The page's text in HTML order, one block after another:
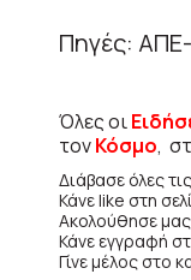
Πηγές:
Όλες οι
τονΚόσμο,
Διάβασε όλες
Κάνε like στη
Ακολούθησε
Κάνε εγγραφή
Γίνε μέλος στο